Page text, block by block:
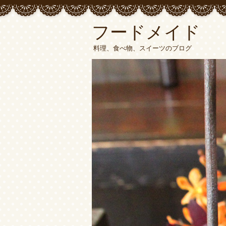
フードメイド
料理、食べ物、スイーツのブログ